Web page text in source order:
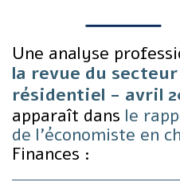
Une analyse
la revue du
résidentiel - avril
apparaît dans le
de l'économiste en
Finances :